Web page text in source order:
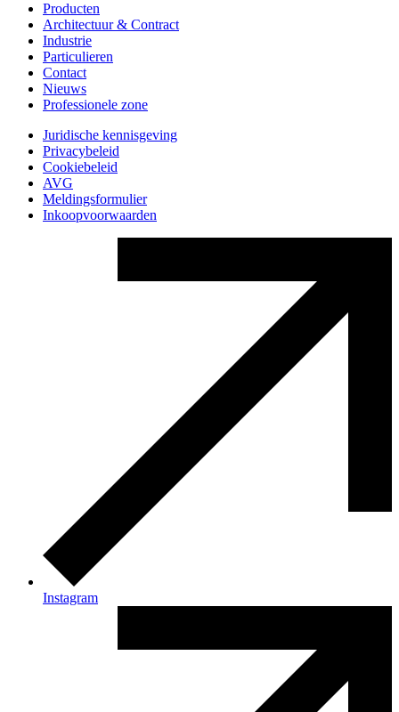
Producten
Architectuur & Contract
Industrie
Particulieren
Contact
Nieuws
Professionele zone
Juridische kennisgeving
Privacybeleid
Cookiebeleid
AVG
Meldingsformulier
Inkoopvoorwaarden
Instagram